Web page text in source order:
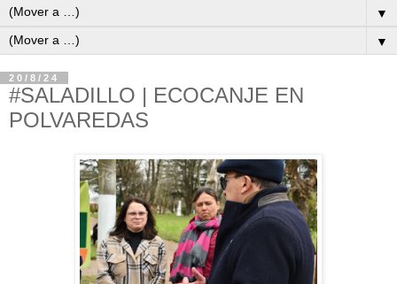
▼
▼
20/8/24
#SALADILLO | ECOCANJE EN
POLVAREDAS